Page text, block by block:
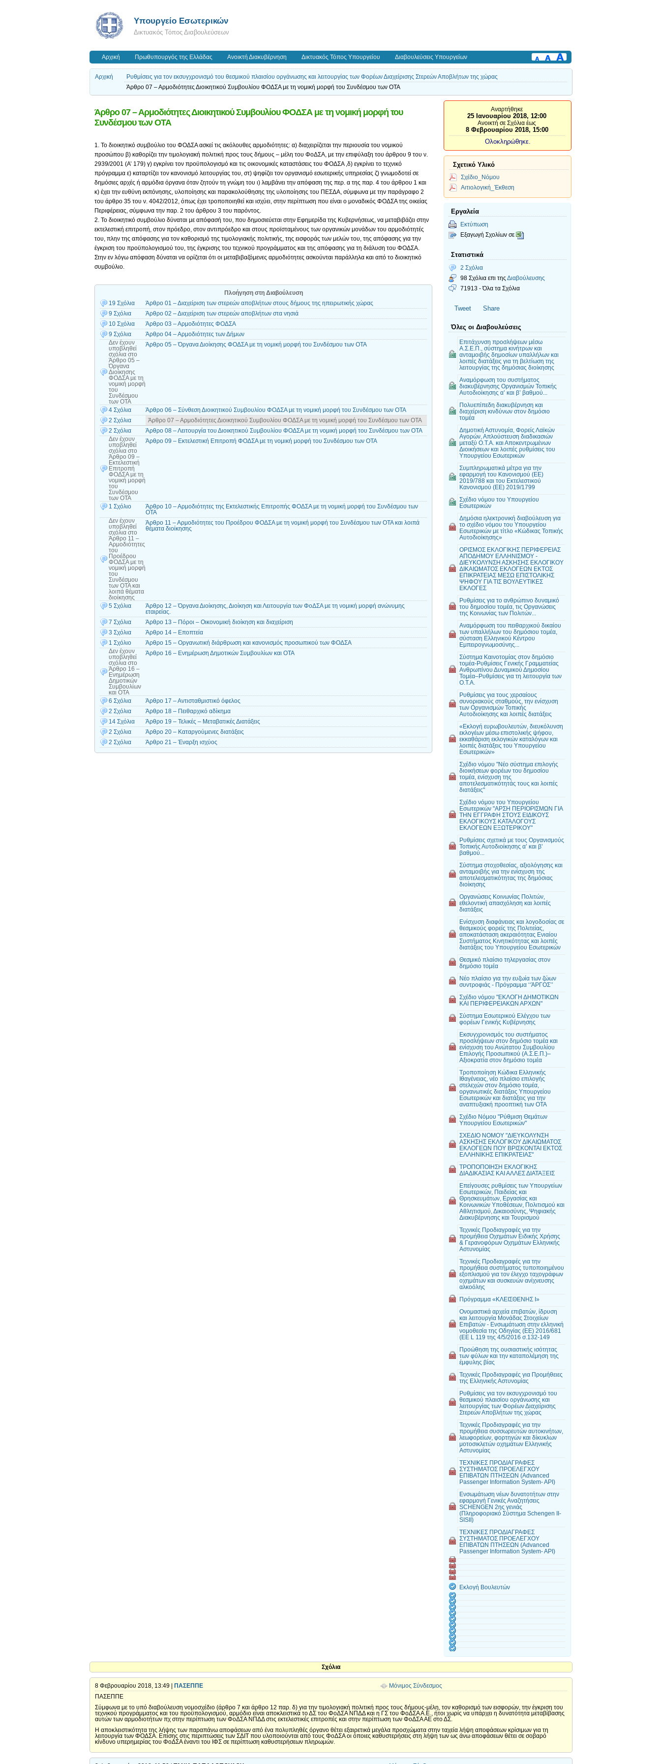
Υπουργείο Εσωτερικών
Δικτυακός Τόπος Διαβουλεύσεων
Αρχική Πρωθυπουργός της Ελλάδας Ανοικτή Διακυβέρνηση Δικτυακός Τόπος Υπουργείου Διαβουλεύσεις Υπουργείων
Αρχική
Ρυθμίσεις για τον εκσυγχρονισμό του θεσμικού πλαισίου οργάνωσης και λειτουργίας των Φορέων Διαχείρισης Στερεών Αποβλήτων της χώρας
Άρθρο 07 – Αρμοδιότητες Διοικητικού Συμβουλίου ΦΟΔΣΑ με τη νομική μορφή του Συνδέσμου των ΟΤΑ
Άρθρο 07 – Αρμοδιότητες Διοικητικού Συμβουλίου ΦΟΔΣΑ με τη νομική μορφή του
Συνδέσμου των ΟΤΑ
1. Το διοικητικό συμβούλιο του ΦΟΔΣΑ ασκεί τις ακόλουθες αρμοδιότητες: α) διαχειρίζεται την περιουσία του νομικού
προσώπου β) καθορίζει την τιμολογιακή πολιτική προς τους δήμους – μέλη του ΦοΔΣΑ, με την επιφύλαξη του άρθρου 9 του ν.
2939/2001 (Α’ 179) γ) εγκρίνει τον προϋπολογισμό και τις οικονομικές καταστάσεις του ΦΟΔΣΑ ,δ) εγκρίνει το τεχνικό
πρόγραμμα ε) καταρτίζει τον κανονισμό λειτουργίας του, στ) ψηφίζει τον οργανισμό εσωτερικής υπηρεσίας ζ) γνωμοδοτεί σε
δημόσιες αρχές ή αρμόδια όργανα όταν ζητούν τη γνώμη του ι) λαμβάνει την απόφαση της περ. α της παρ. 4 του άρθρου 1 και
κ) έχει την ευθύνη εκπόνησης, υλοποίησης και παρακολούθησης της υλοποίησης του ΠΕΣΔΑ, σύμφωνα με την παράγραφο 2
του άρθρο 35 του ν. 4042/2012, όπως έχει τροποποιηθεί και ισχύει, στην περίπτωση που είναι ο μοναδικός ΦΟΔΣΑ της οικείας
Περιφέρειας, σύμφωνα την παρ. 2 του άρθρου 3 του παρόντος.
2. Το διοικητικό συμβούλιο δύναται με απόφασή του, που δημοσιεύεται στην Εφημερίδα της Κυβερνήσεως, να μεταβιβάζει στην
εκτελεστική επιτροπή, στον πρόεδρο, στον αντιπρόεδρο και στους προϊσταμένους των οργανικών μονάδων του αρμοδιότητές
του, πλην της απόφασης για τον καθορισμό της τιμολογιακής πολιτικής, της εισφοράς των μελών του, της απόφασης για την
έγκριση του προϋπολογισμού του, της έγκρισης του τεχνικού προγράμματος και της απόφασης για τη διάλυση του ΦΟΔΣΑ.
Στην εν λόγω απόφαση δύναται να ορίζεται ότι οι μεταβιβαζόμενες αρμοδιότητες ασκούνται παράλληλα και από το διοικητικό
συμβούλιο.
Πλοήγηση στη Διαβούλευση
19 Σχόλια
Άρθρο 01 – Διαχείριση των στερεών αποβλήτων στους δήμους της ηπειρωτικής χώρας
9 Σχόλια
Άρθρο 02 – Διαχείριση των στερεών αποβλήτων στα νησιά
10 Σχόλια
Άρθρο 03 – Αρμοδιότητες ΦΟΔΣΑ
9 Σχόλια
Άρθρο 04 – Αρμοδιότητες των Δήμων
Δεν έχουν
υποβληθεί
σχόλια στο
Άρθρο 05 –
Όργανα
Διοίκησης
ΦΟΔΣΑ με τη
νομική μορφή
του
Συνδέσμου
των ΟΤΑ
Άρθρο 05 – Όργανα Διοίκησης ΦΟΔΣΑ με τη νομική μορφή του Συνδέσμου των ΟΤΑ
4 Σχόλια
Άρθρο 06 – Σύνθεση Διοικητικού Συμβουλίου ΦΟΔΣΑ με τη νομική μορφή του Συνδέσμου των ΟΤΑ
2 Σχόλια
Άρθρο 07 – Αρμοδιότητες Διοικητικού Συμβουλίου ΦΟΔΣΑ με τη νομική μορφή του Συνδέσμου των ΟΤΑ
2 Σχόλια
Άρθρο 08 – Λειτουργία του Διοικητικού Συμβουλίου ΦΟΔΣΑ με τη νομική μορφή του Συνδέσμου των ΟΤΑ
Δεν έχουν
υποβληθεί
σχόλια στο
Άρθρο 09 –
Εκτελεστική
Επιτροπή
ΦΟΔΣΑ με τη
νομική μορφή
του
Συνδέσμου
των ΟΤΑ
Άρθρο 09 – Εκτελεστική Επιτροπή ΦΟΔΣΑ με τη νομική μορφή του Συνδέσμου των ΟΤΑ
1 Σχόλιο
Άρθρο 10 – Αρμοδιότητες της Εκτελεστικής Επιτροπής ΦΟΔΣΑ με τη νομική μορφή του Συνδέσμου των
ΟΤΑ
Δεν έχουν
υποβληθεί
σχόλια στο
Άρθρο 11 –
Αρμοδιότητες
του
Προέδρου
ΦΟΔΣΑ με τη
νομική μορφή
του
Συνδέσμου
των ΟΤΑ και
λοιπά θέματα
διοίκησης
Άρθρο 11 – Αρμοδιότητες του Προέδρου ΦΟΔΣΑ με τη νομική μορφή του Συνδέσμου των ΟΤΑ και λοιπά
θέματα διοίκησης
5 Σχόλια
Άρθρο 12 – Όργανα Διοίκησης, Διοίκηση και Λειτουργία των ΦοΔΣΑ με τη νομική μορφή ανώνυμης
εταιρείας.
7 Σχόλια
Άρθρο 13 – Πόροι – Οικονομική διοίκηση και διαχείριση
3 Σχόλια
Άρθρο 14 – Εποπτεία
1 Σχόλιο
Άρθρο 15 – Οργανωτική διάρθρωση και κανονισμός προσωπικού των ΦΟΔΣΑ
Δεν έχουν
υποβληθεί
σχόλια στο
Άρθρο 16 –
Ενημέρωση
Δημοτικών
Συμβουλίων
και ΟΤΑ
Άρθρο 16 – Ενημέρωση Δημοτικών Συμβουλίων και ΟΤΑ
6 Σχόλια
Άρθρο 17 – Αντισταθμιστικό όφελος
2 Σχόλια
Άρθρο 18 – Πειθαρχικό αδίκημα
14 Σχόλια
Άρθρο 19 – Τελικές – Μεταβατικές Διατάξεις
2 Σχόλια
Άρθρο 20 – Καταργούμενες διατάξεις
2 Σχόλια
Άρθρο 21 – Έναρξη ισχύος
Αναρτήθηκε
25 Ιανουαρίου 2018, 12:00
Ανοικτή σε Σχόλια έως
8 Φεβρουαρίου 2018, 15:00
Ολοκληρώθηκε.
Σχετικό Υλικό
Σχέδιο_Νόμου
Αιτιολογική_Έκθεση
Εργαλεία
Εκτύπωση
Εξαγωγή Σχολίων σε
Στατιστικά
2 Σχόλια
98 Σχόλια επι της Διαβούλευσης
71913 - Όλα τα Σχόλια
Tweet Share
Όλες οι Διαβουλεύσεις
Επιτάχυνση προσλήψεων μέσω
Α.Σ.Ε.Π., σύστημα κινήτρων και
ανταμοιβής δημοσίων υπαλλήλων και
λοιπές διατάξεις για τη βελτίωση της
λειτουργίας της δημόσιας διοίκησης
Αναμόρφωση του συστήματος
διακυβέρνησης Οργανισμών Τοπικής
Αυτοδιοίκησης α’ και β’ βαθμού...
Πολυεπίπεδη διακυβέρνηση και
διαχείριση κινδύνων στον δημόσιο
τομέα
Δημοτική Αστυνομία, Φορείς Λαϊκών
Αγορών, Απλούστευση διαδικασιών
μεταξύ Ο.Τ.Α. και Αποκεντρωμένων
Διοικήσεων και λοιπές ρυθμίσεις του
Υπουργείου Εσωτερικών
Συμπληρωματικά μέτρα για την
εφαρμογή του Κανονισμού (ΕΕ)
2019/788 και του Εκτελεστικού
Κανονισμού (ΕΕ) 2019/1799
Σχέδιο νόμου του Υπουργείου
Εσωτερικών
Δημόσια ηλεκτρονική διαβούλευση για
το σχέδιο νόμου του Υπουργείου
Εσωτερικών με τίτλο «Κώδικας Τοπικής
Αυτοδιοίκησης»
ΟΡΙΣΜΟΣ ΕΚΛΟΓΙΚΗΣ ΠΕΡΙΦΕΡΕΙΑΣ
ΑΠΟΔΗΜΟΥ ΕΛΛΗΝΙΣΜΟΥ -
ΔΙΕΥΚΟΛΥΝΣΗ ΑΣΚΗΣΗΣ ΕΚΛΟΓΙΚΟΥ
ΔΙΚΑΙΩΜΑΤΟΣ ΕΚΛΟΓΕΩΝ ΕΚΤΟΣ
ΕΠΙΚΡΑΤΕΙΑΣ ΜΕΣΩ ΕΠΙΣΤΟΛΙΚΗΣ
ΨΗΦΟΥ ΓΙΑ ΤΙΣ ΒΟΥΛΕΥΤΙΚΕΣ
ΕΚΛΟΓΕΣ
Ρυθμίσεις για το ανθρώπινο δυναμικό
του δημοσίου τομέα, τις Οργανώσεις
της Κοινωνίας των Πολιτών...
Αναμόρφωση του πειθαρχικού δικαίου
των υπαλλήλων του δημόσιου τομέα,
σύσταση Ελληνικού Κέντρου
Εμπειρογνωμοσύνης...
Σύστημα Καινοτομίας στον δημόσιο
τομέα-Ρυθμίσεις Γενικής Γραμματείας
Ανθρωπίνου Δυναμικού Δημοσίου
Τομέα–Ρυθμίσεις για τη λειτουργία των
Ο.Τ.Α.
Ρυθμίσεις για τους χερσαίους
συνοριακούς σταθμούς, την ενίσχυση
των Οργανισμών Τοπικής
Αυτοδιοίκησης και λοιπές διατάξεις
«Εκλογή ευρωβουλευτών, διευκόλυνση
εκλογέων μέσω επιστολικής ψήφου,
εκκαθάριση εκλογικών καταλόγων και
λοιπές διατάξεις του Υπουργείου
Εσωτερικών»
Σχέδιο νόμου "Νέο σύστημα επιλογής
διοικήσεων φορέων του δημοσίου
τομέα, ενίσχυση της
αποτελεσματικότητάς τους και λοιπές
διατάξεις"
Σχέδιο νόμου του Υπουργείου
Εσωτερικών "ΑΡΣΗ ΠΕΡΙΟΡΙΣΜΩΝ ΓΙΑ
ΤΗΝ ΕΓΓΡΑΦΗ ΣΤΟΥΣ ΕΙΔΙΚΟΥΣ
ΕΚΛΟΓΙΚΟΥΣ ΚΑΤΑΛΟΓΟΥΣ
ΕΚΛΟΓΕΩΝ ΕΞΩΤΕΡΙΚΟΥ"
Ρυθμίσεις σχετικά με τους Οργανισμούς
Τοπικής Αυτοδιοίκησης α’ και β’
βαθμού...
Σύστημα στοχοθεσίας, αξιολόγησης και
ανταμοιβής για την ενίσχυση της
αποτελεσματικότητας της δημόσιας
διοίκησης
Οργανώσεις Κοινωνίας Πολιτών,
εθελοντική απασχόληση και λοιπές
διατάξεις
Ενίσχυση διαφάνειας και λογοδοσίας σε
θεσμικούς φορείς της Πολιτείας,
αποκατάσταση ακεραιότητας Ενιαίου
Συστήματος Κινητικότητας και λοιπές
διατάξεις του Υπουργείου Εσωτερικών
Θεσμικό πλαίσιο τηλεργασίας στον
δημόσιο τομέα
Νέο πλαίσιο για την ευζωία των ζώων
συντροφιάς - Πρόγραμμα ‘‘ΆΡΓΟΣ’’
Σχέδιο νόμου "ΕΚΛΟΓΗ ΔΗΜΟΤΙΚΩΝ
ΚΑΙ ΠΕΡΙΦΕΡΕΙΑΚΩΝ ΑΡΧΩΝ"
Σύστημα Εσωτερικού Ελέγχου των
φορέων Γενικής Κυβέρνησης
Εκσυγχρονισμός του συστήματος
προσλήψεων στον δημόσιο τομέα και
ενίσχυση του Ανώτατου Συμβουλίου
Επιλογής Προσωπικού (Α.Σ.Ε.Π.)–
Αξιοκρατία στον δημόσιο τομέα
Τροποποίηση Κώδικα Ελληνικής
Ιθαγένειας, νέο πλαίσιο επιλογής
στελεχών στον δημόσιο τομέα,
οργανωτικές διατάξεις Υπουργείου
Εσωτερικών και διατάξεις για την
αναπτυξιακή προοπτική των ΟΤΑ
Σχέδιο Νόμου "Ρύθμιση Θεμάτων
Υπουργείου Εσωτερικών"
ΣΧΕΔΙΟ ΝΟΜΟΥ "ΔΙΕΥΚΟΛΥΝΣΗ
ΑΣΚΗΣΗΣ ΕΚΛΟΓΙΚΟΥ ΔΙΚΑΙΩΜΑΤΟΣ
ΕΚΛΟΓΕΩΝ ΠΟΥ ΒΡΙΣΚΟΝΤΑΙ ΕΚΤΟΣ
ΕΛΛΗΝΙΚΗΣ ΕΠΙΚΡΑΤΕΙΑΣ"
ΤΡΟΠΟΠΟΙΗΣΗ ΕΚΛΟΓΙΚΗΣ
ΔΙΑΔΙΚΑΣΙΑΣ ΚΑΙ ΑΛΛΕΣ ΔΙΑΤΑΞΕΙΣ
Επείγουσες ρυθμίσεις των Υπουργείων
Εσωτερικών, Παιδείας και
Θρησκευμάτων, Εργασίας και
Κοινωνικών Υποθέσεων, Πολιτισμού και
Αθλητισμού, Δικαιοσύνης, Ψηφιακής
Διακυβέρνησης και Τουρισμού
Τεχνικές Προδιαγραφές για την
προμήθεια Οχημάτων Ειδικής Χρήσης
& Γερανοφόρων Οχημάτων Ελληνικής
Αστυνομίας
Τεχνικές Προδιαγραφές για την
προμήθεια συστήματος τυποποιημένου
εξοπλισμού για τον έλεγχο ταχογράφων
οχημάτων και συσκευών ανίχνευσης
αλκοόλης
Πρόγραμμα «ΚΛΕΙΣΘΕΝΗΣ Ι»
Ονομαστικά αρχεία επιβατών, ίδρυση
και λειτουργία Μονάδας Στοιχείων
Επιβατών - Ενσωμάτωση στην ελληνική
νομοθεσία της Οδηγίας (EE) 2016/681
(EE L 119 της 4/5/2016 σ.132-149
Προώθηση της ουσιαστικής ισότητας
των φύλων και την καταπολέμηση της
έμφυλης βίας
Τεχνικές Προδιαγραφές για Προμήθειες
της Ελληνικής Αστυνομίας
Ρυθμίσεις για τον εκσυγχρονισμό του
θεσμικού πλαισίου οργάνωσης και
λειτουργίας των Φορέων Διαχείρισης
Στερεών Αποβλήτων της χώρας
Τεχνικές Προδιαγραφές για την
προμήθεια συσσωρευτών αυτοκινήτων,
λεωφορείων, φορτηγών και δίκυκλων
μοτοσικλετών οχημάτων Ελληνικής
Αστυνομίας
ΤΕΧΝΙΚΕΣ ΠΡΟΔΙΑΓΡΑΦΕΣ
ΣΥΣΤΗΜΑΤΟΣ ΠΡΟΕΛΕΓΧΟΥ
ΕΠΙΒΑΤΩΝ ΠΤΗΣΕΩΝ (Advanced
Passenger Information System- API)
Ενσωμάτωση νέων δυνατοτήτων στην
εφαρμογή Γενικές Αναζητήσεις
SCHENGEN 2ης γενιάς
(Πληροφοριακό Σύστημα Schengen II-
SISII)
ΤΕΧΝΙΚΕΣ ΠΡΟΔΙΑΓΡΑΦΕΣ
ΣΥΣΤΗΜΑΤΟΣ ΠΡΟΕΛΕΓΧΟΥ
ΕΠΙΒΑΤΩΝ ΠΤΗΣΕΩΝ (Advanced
Passenger Information System- API)
Εκλογή Βουλευτών
Σχόλια
8 Φεβρουαρίου 2018, 13:49 | ΠΑΣΕΠΠΕ
Μόνιμος Σύνδεσμος
ΠΑΣΕΠΠΕ
Σύμφωνα με το υπό διαβούλευση νομοσχέδιο (άρθρο 7 και άρθρο 12 παρ. δ) για την τιμολογιακή πολιτική προς τους δήμους-μέλη, τον καθορισμό των εισφορών, την έγκριση του
τεχνικού προγράμματος και του προϋπολογισμού, αρμόδιο είναι αποκλειστικά το ΔΣ του ΦοΔΣΑ ΝΠΔΔ και η ΓΣ του ΦοΔΣΑ Α.Ε., ήτοι χωρίς να υπάρχει η δυνατότητα μεταβίβασης
αυτών των αρμοδιοτήτων πχ στην περίπτωση των ΦοΔΣΑ ΝΠΔΔ στις εκτελεστικές επιτροπές και στην περίπτωση των ΦοΔΣΑ ΑΕ στο ΔΣ.
Η αποκλειστικότητα της λήψης των παραπάνω αποφάσεων από ένα πολυπληθές όργανο θέτει εξαιρετικά μεγάλα προσχώματα στην ταχεία λήψη αποφάσεων κρίσιμων για τη
λειτουργία των ΦΟΔΣΑ. Επίσης στις περιπτώσεις των ΣΔΙΤ που υλοποιούνται από τους ΦοΔΣΑ οι όποιες καθυστερήσεις στη λήψη των ως άνω αποφάσεων θέτει σε σοβαρό
κίνδυνο υπερημερίας του ΦοΔΣΑ έναντι του ΙΦΣ σε περίπτωση καθυστερήσεων πληρωμών.